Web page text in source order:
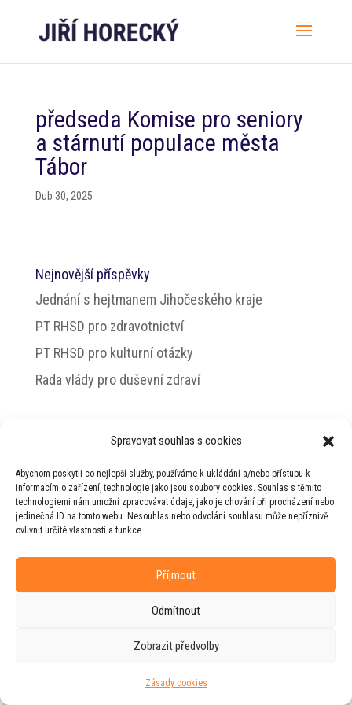
Spravovat souhlas s cookies
Abychom poskytli co nejlepší služby, používáme k ukládání a/nebo přístupu k
informacím o zařízení, technologie jako jsou soubory cookies. Souhlas s těmito
technologiemi nám umožní zpracovávat údaje, jako je chování při procházení nebo
jedinečná ID na tomto webu. Nesouhlas nebo odvolání souhlasu může nepříznivě
ovlivnit určité vlastnosti a funkce.
Příjmout
Odmítnout
Zobrazit předvolby
Zásady cookies
předseda Komise pro seniory
a stárnutí populace města
Tábor
Dub 30, 2025
Nejnovější příspěvky
Jednání s hejtmanem Jihočeského kraje
PT RHSD pro zdravotnictví
PT RHSD pro kulturní otázky
Rada vlády pro duševní zdraví
Horeckého
Web vytvořila firmaRUDIve spolupráci s
agenturou